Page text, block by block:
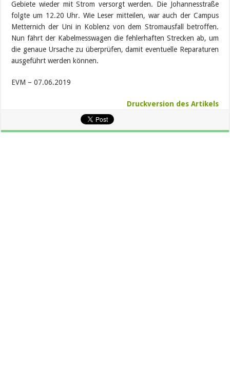
Gebiete wieder mit Strom versorgt werden. Die Johannesstraße
folgte um 12.20 Uhr. Wie Leser mitteilen, war auch der Campus
Metternich der Uni in Koblenz von dem Stromausfall betroffen.
Nun fährt der Kabelmesswagen die fehlerhaften Strecken ab, um
die genaue Ursache zu überprüfen, damit eventuelle Reparaturen
ausgeführt werden können.
EVM – 07.06.2019
Druckversion des Artikels